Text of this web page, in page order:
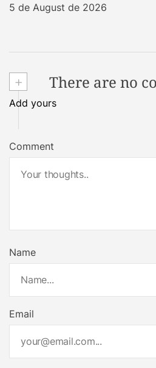
5 de August de 2026
+ There are no
Add yours
Comment
Name
Email